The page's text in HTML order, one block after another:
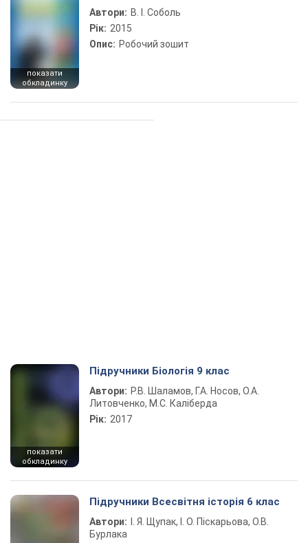
показати
обкладинку
Автори: В. І. Соболь
Рік: 2015
Опис: Робочий зошит
показати
обкладинку
Підручники Біологія 9 клас
Автори: Р.В. Шаламов, Г.А. Носов, О.А.
Литовченко, М.С. Каліберда
Рік: 2017
Підручники Всесвітня історія 6 клас
Автори:
І. Я. Щупак, І. О. Піскарьова, О.В.
Бурлака